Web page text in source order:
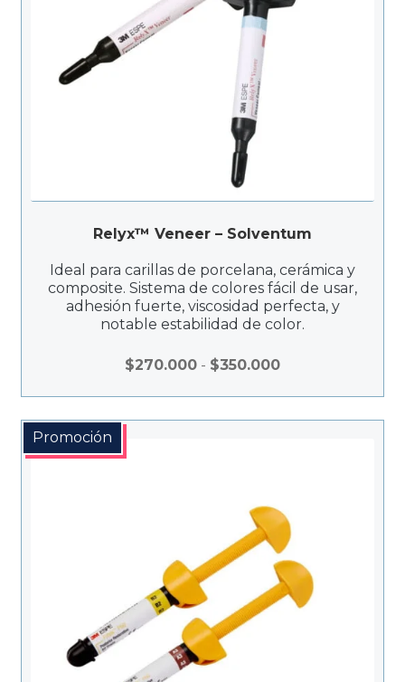
Relyx™ Veneer – Solventum
Ideal para carillas de porcelana, cerámica y
composite. Sistema de colores fácil de usar,
adhesión fuerte, viscosidad perfecta, y
notable estabilidad de color.
$270.000 - $350.000Rango
Promoción